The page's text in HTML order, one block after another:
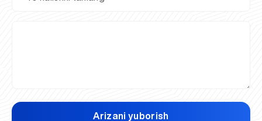
Arizani yuborish